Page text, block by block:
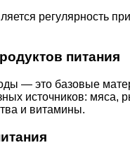
регулярность
питания
— это базовые
источников: мяса,
и витамины.